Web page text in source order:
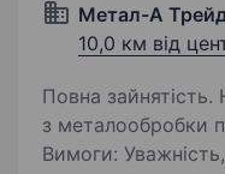
Метал-А
10,0 км від
Повна зайнятість. На підприємство
з металообробки
Вимоги: